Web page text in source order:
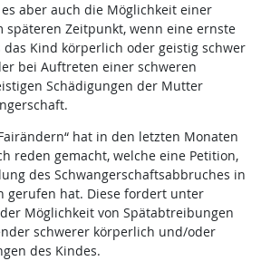
aber auch die Möglichkeit einer
späteren Zeitpunkt, wenn eine ernste
das Kind körperlich oder geistig schwer
bei Auftreten einer schweren
Schädigungen der Mutter
hat in den letzten Monaten
reden gemacht, welche eine Petition,
des Schwangerschaftsabbruches in
gerufen hat. Diese fordert unter
Möglichkeit von Spätabtreibungen
schwerer körperlich und/oder
des Kindes.